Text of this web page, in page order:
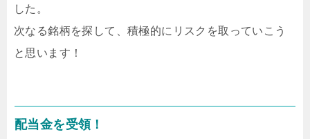
した。
次なる銘柄を探して、積極的にリスクを取っていこう
と思います！
配当金を受領！